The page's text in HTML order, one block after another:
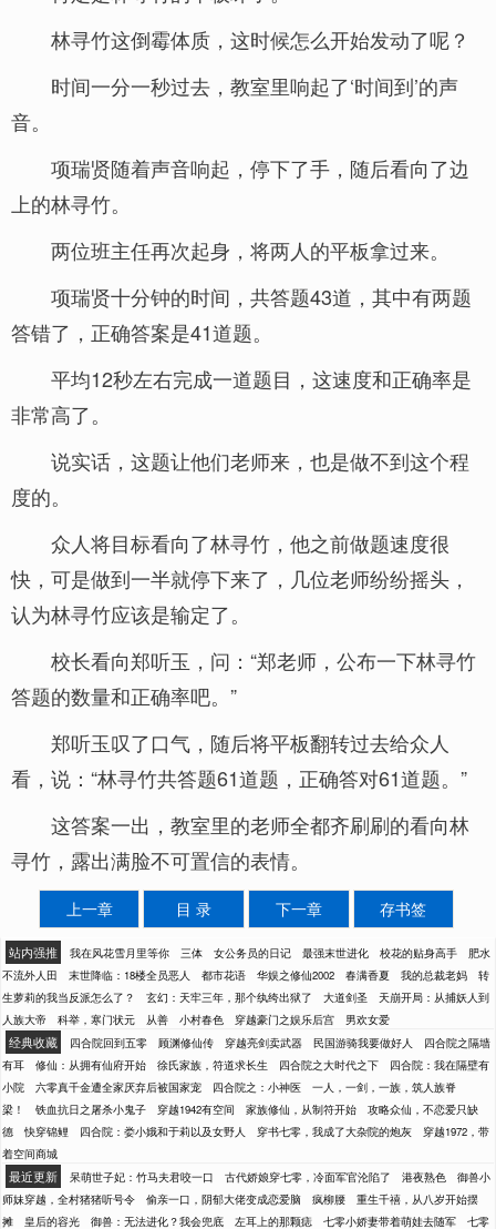
林寻竹这倒霉体质，这时候怎么开始发动了呢？
时间一分一秒过去，教室里响起了‘时间到’的声
音。
项瑞贤随着声音响起，停下了手，随后看向了边
上的林寻竹。
两位班主任再次起身，将两人的平板拿过来。
项瑞贤十分钟的时间，共答题43道，其中有两题
答错了，正确答案是41道题。
平均12秒左右完成一道题目，这速度和正确率是
非常高了。
说实话，这题让他们老师来，也是做不到这个程
度的。
众人将目标看向了林寻竹，他之前做题速度很
快，可是做到一半就停下来了，几位老师纷纷摇头，
认为林寻竹应该是输定了。
校长看向郑听玉，问：“郑老师，公布一下林寻竹
答题的数量和正确率吧。”
郑听玉叹了口气，随后将平板翻转过去给众人
看，说：“林寻竹共答题61道题，正确答对61道题。”
这答案一出，教室里的老师全都齐刷刷的看向林
寻竹，露出满脸不可置信的表情。
上一章 目 录 下一章 存书签
站内强推 我在风花雪月里等你 三体 女公务员的日记 最强末世进化 校花的贴身高手
肥水
不流外人田
末世降临：18楼全员恶人 都市花语 华娱之修仙2002 春满香夏 我的总裁老妈
转
生萝莉的我当反派怎么了？
玄幻：天牢三年，那个纨绔出狱了 大道剑圣
天崩开局：从捕妖人到
人族大帝
科举，寒门状元 从善 小村春色 穿越豪门之娱乐后宫 男欢女爱
经典收藏 四合院回到五零 顾渊修仙传 穿越亮剑卖武器 民国游骑我要做好人
四合院之隔墙
有耳
修仙：从拥有仙府开始 徐氏家族，符道求长生 四合院之大时代之下
四合院：我在隔壁有
小院
六零真千金遭全家厌弃后被国家宠 四合院之：小神医
一人，一剑，一族，筑人族脊
梁！
铁血抗日之屠杀小鬼子 穿越1942有空间 家族修仙，从制符开始
攻略众仙，不恋爱只缺
德
快穿锦鲤 四合院：娄小娥和于莉以及女野人 穿书七零，我成了大杂院的炮灰
穿越1972，带
着空间商城
最近更新 呆萌世子妃：竹马夫君咬一口 古代娇娘穿七零，冷面军官沦陷了 港夜熟色
御兽小
师妹穿越，全村猪猪听号令
偷亲一口，阴郁大佬变成恋爱脑 疯柳腰
重生千禧，从八岁开始摆
摊
皇后的容光 御兽：无法进化？我会兜底 左耳上的那颗痣 七零小娇妻带着萌娃去随军 七零